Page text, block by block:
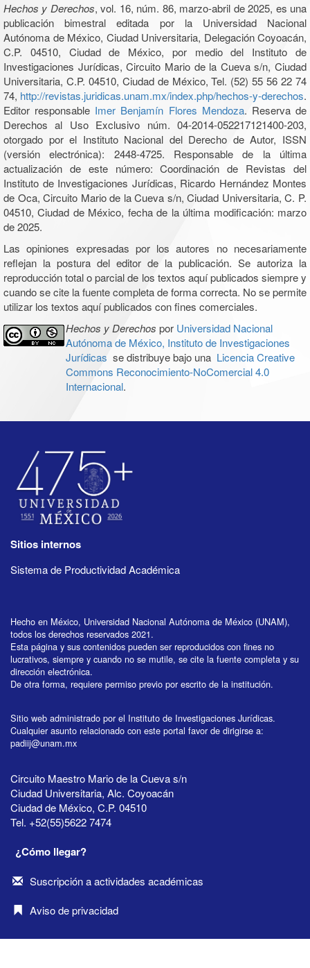
Hechos y Derechos, vol. 16, núm. 86, marzo-abril de 2025, es una
publicación bimestral editada por la Universidad Nacional
Autónoma de México, Ciudad Universitaria, Delegación Coyoacán,
C.P. 04510, Ciudad de México, por medio del Instituto de
Investigaciones Jurídicas, Circuito Mario de la Cueva s/n, Ciudad
Universitaria, C.P. 04510, Ciudad de México, Tel. (52) 55 56 22 74
74, http://revistas.juridicas.unam.mx/index.php/hechos-y-derechos.
Editor responsable Imer Benjamín Flores Mendoza. Reserva de
Derechos al Uso Exclusivo núm. 04-2014-052217121400-203,
otorgado por el Instituto Nacional del Derecho de Autor, ISSN
(versión electrónica): 2448-4725. Responsable de la última
actualización de este número: Coordinación de Revistas del
Instituto de Investigaciones Jurídicas, Ricardo Hernández Montes
de Oca, Circuito Mario de la Cueva s/n, Ciudad Universitaria, C. P.
04510, Ciudad de México, fecha de la última modificación: marzo
de 2025.
Las opiniones expresadas por los autores no necesariamente
reflejan la postura del editor de la publicación. Se autoriza la
reproducción total o parcial de los textos aquí publicados siempre y
cuando se cite la fuente completa de forma correcta. No se permite
utilizar los textos aquí publicados con fines comerciales.
Hechos y Derechos por Universidad Nacional
Autónoma de México, Instituto de Investigaciones
Jurídicas se distribuye bajo una Licencia Creative
Commons Reconocimiento-NoComercial 4.0
Internacional.
Sitios internos
Sistema de Productividad Académica
Hecho en México, Universidad Nacional Autónoma de México (UNAM),
todos los derechos reservados 2021.
Esta página y sus contenidos pueden ser reproducidos con fines no
lucrativos, siempre y cuando no se mutile, se cite la fuente completa y su
dirección electrónica.
De otra forma, requiere permiso previo por escrito de la institución.
Sitio web administrado por el Instituto de Investigaciones Jurídicas.
Cualquier asunto relacionado con este portal favor de dirigirse a:
padiij@unam.mx
Circuito Maestro Mario de la Cueva s/n
Ciudad Universitaria, Alc. Coyoacán
Ciudad de México, C.P. 04510
Tel. +52(55)5622 7474
¿Cómo llegar?
Suscripción a actividades académicas
Aviso de privacidad